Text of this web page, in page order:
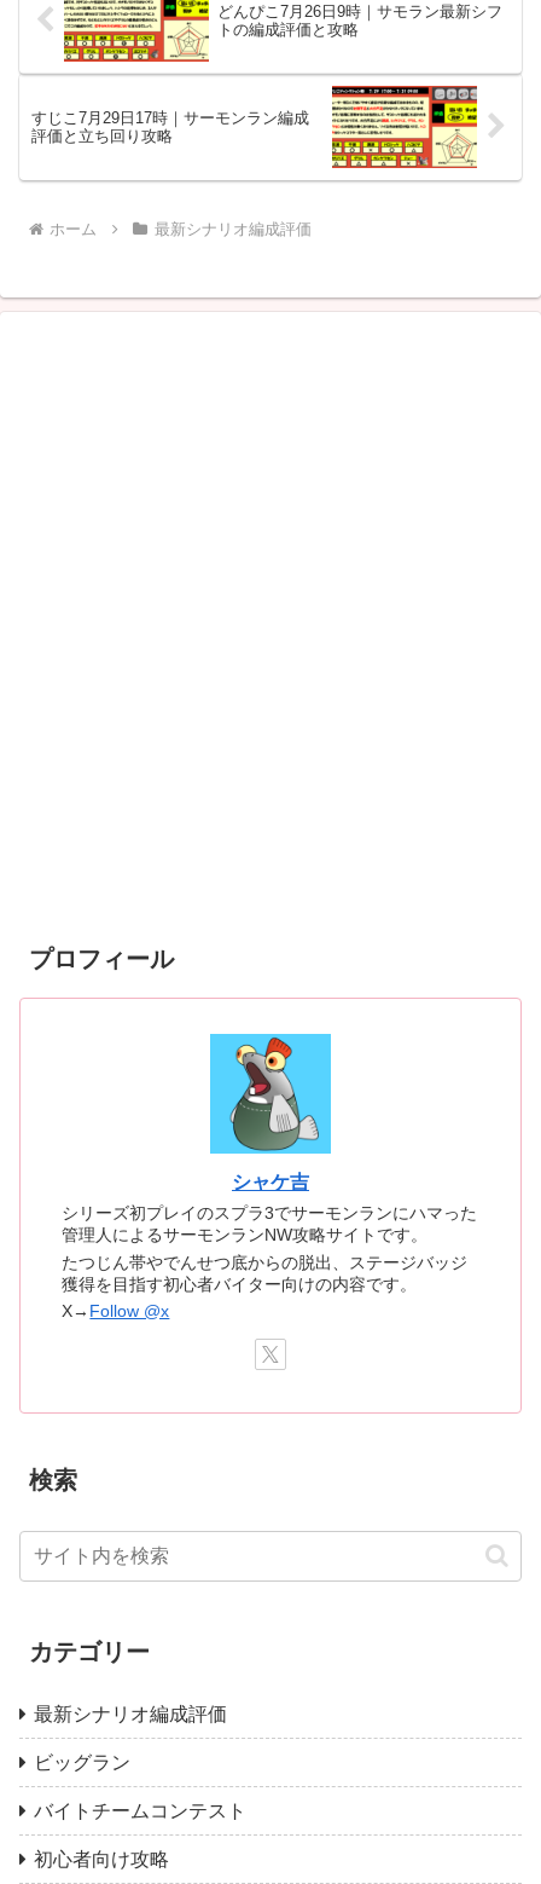
どんぴこ7月26日9時｜サモラン最新シフ
トの編成評価と攻略
すじこ7月29日17時｜サーモンラン編成
評価と立ち回り攻略
ホーム 最新シナリオ編成評価
プロフィール
シャケ吉
シリーズ初プレイのスプラ3でサーモンランにハマった
管理人によるサーモンランNW攻略サイトです。
たつじん帯やでんせつ底からの脱出、ステージバッジ
獲得を目指す初心者バイター向けの内容です。
X→ Follow @x
検索
カテゴリー
最新シナリオ編成評価
ビッグラン
バイトチームコンテスト
初心者向け攻略